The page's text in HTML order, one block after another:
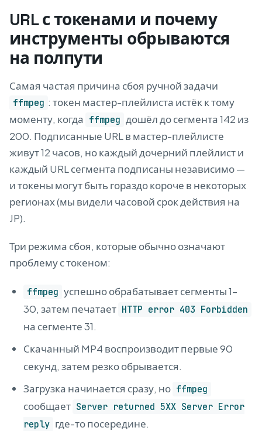
URL с токенами и почему
инструменты обрываются
на полпути
Самая частая причина сбоя ручной задачи
ffmpeg : токен мастер-плейлиста истёк к тому
моменту, когда ffmpeg дошёл до сегмента 142 из
200. Подписанные URL в мастер-плейлисте
живут 12 часов, но каждый дочерний плейлист и
каждый URL сегмента подписаны независимо —
и токены могут быть гораздо короче в некоторых
регионах (мы видели часовой срок действия на
JP).
Три режима сбоя, которые обычно означают
проблему с токеном:
ffmpeg успешно обрабатывает сегменты 1–
30, затем печатает HTTP error 403 Forbidden
на сегменте 31.
Скачанный MP4 воспроизводит первые 90
секунд, затем резко обрывается.
Загрузка начинается сразу, но ffmpeg
сообщает Server returned 5XX Server Error
reply где-то посередине.